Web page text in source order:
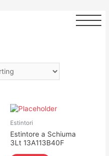
Estintori
Estintore a Schiuma
3Lt 13A113B40F